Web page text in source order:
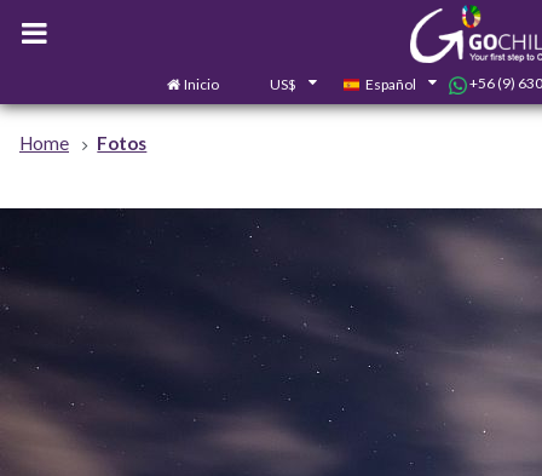
Inicio US$ Español +56 (9)
Home Fotos